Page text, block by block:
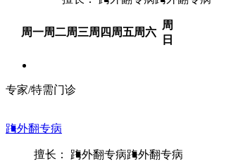
周一周二周三周四 周五周六
周
日
专家/特需门诊
踇外翻专病
擅长： 踇外翻专病踇外翻专病